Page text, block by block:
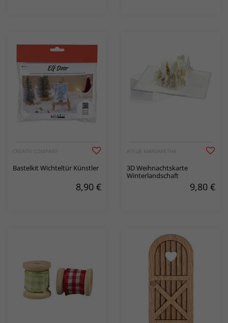
CREATIV COMPANY
Bastelkit Wichteltür Künstler
8,90 €
ATELJÉ MARGARETHA
3D Weihnachtskarte
Winterlandschaft
9,80 €